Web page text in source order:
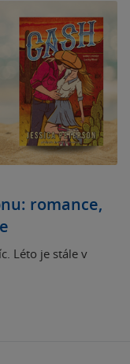
romance,
Léto je stále v